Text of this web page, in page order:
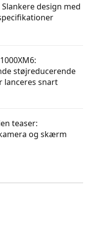
Slankere design med
støjreducerende
lanceres snart
teaser:
og skærm